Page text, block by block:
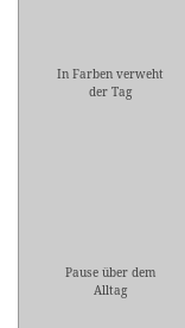
In Farben verweht
der Tag
Pause über dem
Alltag